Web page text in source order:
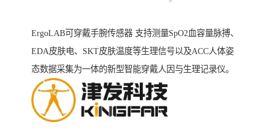
ErgoLAB可穿戴手腕传感器 支持测量SpO2血容量脉搏、
EDA皮肤电、SKT皮肤温度等生理信号以及ACC人体姿
态数据采集为一体的新型智能穿戴人因与生理记录仪。